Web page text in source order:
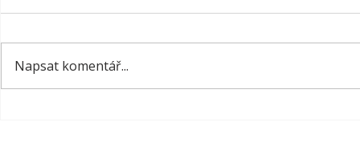
Napsat komentář...